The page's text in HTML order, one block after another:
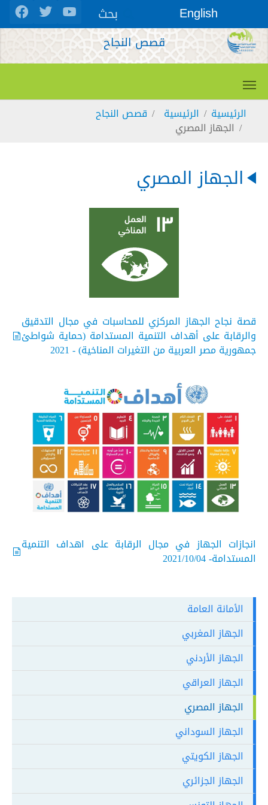
Skip to main content
English بحث
قصص النجاح
You are here:
الرئيسية الرئيسية قصص النجاح
الجهاز المصري
الجهاز المصري
قصة نجاح الجهاز المركزي للمحاسبات في مجال التدقيق
والرقابة على أهداف التنمية المستدامة (حماية شواطئ
جمهورية مصر العربية من التغيرات المناخية) - 2021
انجازات الجهاز في مجال الرقابة على اهداف التنمية
المستدامة- 2021/10/04
الأمانة العامة
الجهاز المغربي
الجهاز الأردني
الجهاز العراقي
الجهاز المصري
الجهاز السوداني
الجهاز الكويتي
الجهاز الجزائري